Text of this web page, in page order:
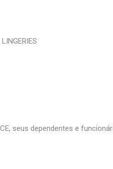
seus dependentes e